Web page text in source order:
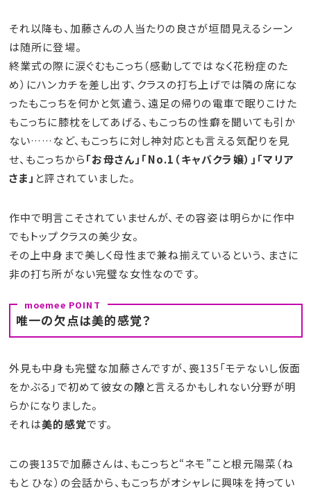
それ以降も、加藤さんの人当たりの良さが垣間見えるシーン
は随所に登場。
終業式の際に涙ぐむもこっち（感動してではなく花粉症のた
め）にハンカチを差し出す、クラスの打ち上げでは隣の席にな
ったもこっちを何かと気遣う、遠足の帰りの電車で眠りこけた
もこっちに膝枕をしてあげる、もこっちの性癖を聞いても引か
ない……など、もこっちに対し神対応とも言える気配りを見
せ、もこっちから「お母さん」「No.1（キャバクラ嬢）」「マリア
さま」 と評されていました。
作中で明言こそされていませんが、その容姿は明らかに作中
でもトップクラスの美少女。
その上中身まで美しく母性まで兼ね揃えているという、まさに
非の打ち所がない完璧な女性なのです。
唯一の欠点は美的感覚？
外見も中身も完璧な加藤さんですが、喪135「モテないし仮面
をかぶる」で初めて彼女の隙と言えるかもしれない分野が明
らかになりました。
それは美的感覚です。
この喪135で加藤さんは、もこっちと“ネモ”こと根元陽菜（ね
もと ひな）の会話から、もこっちがオシャレに興味を持ってい